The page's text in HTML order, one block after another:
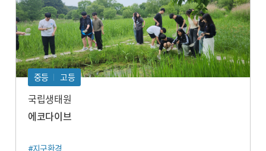
중등 고등
국립생태원
에코다이브
#지구환경